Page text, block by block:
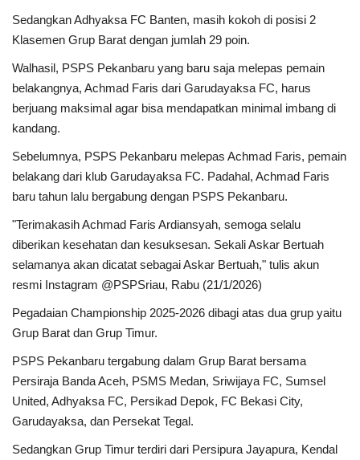
Sedangkan Adhyaksa FC Banten, masih kokoh di posisi 2
Klasemen Grup Barat dengan jumlah 29 poin.
Walhasil, PSPS Pekanbaru yang baru saja melepas pemain
belakangnya, Achmad Faris dari Garudayaksa FC, harus
berjuang maksimal agar bisa mendapatkan minimal imbang di
kandang.
Sebelumnya, PSPS Pekanbaru melepas Achmad Faris, pemain
belakang dari klub Garudayaksa FC. Padahal, Achmad Faris
baru tahun lalu bergabung dengan PSPS Pekanbaru.
"Terimakasih Achmad Faris Ardiansyah, semoga selalu
diberikan kesehatan dan kesuksesan. Sekali Askar Bertuah
selamanya akan dicatat sebagai Askar Bertuah," tulis akun
resmi Instagram @PSPSriau, Rabu (21/1/2026)
Pegadaian Championship 2025-2026 dibagi atas dua grup yaitu
Grup Barat dan Grup Timur.
PSPS Pekanbaru tergabung dalam Grup Barat bersama
Persiraja Banda Aceh, PSMS Medan, Sriwijaya FC, Sumsel
United, Adhyaksa FC, Persikad Depok, FC Bekasi City,
Garudayaksa, dan Persekat Tegal.
Sedangkan Grup Timur terdiri dari Persipura Jayapura, Kendal